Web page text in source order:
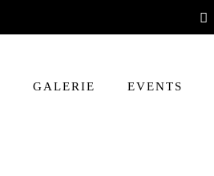
GALERIE EVENTS